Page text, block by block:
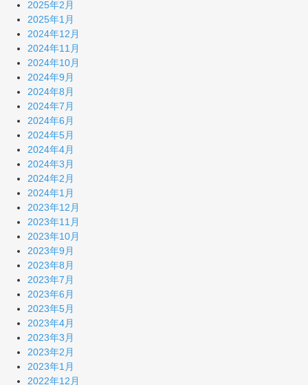
2025年2月
2025年1月
2024年12月
2024年11月
2024年10月
2024年9月
2024年8月
2024年7月
2024年6月
2024年5月
2024年4月
2024年3月
2024年2月
2024年1月
2023年12月
2023年11月
2023年10月
2023年9月
2023年8月
2023年7月
2023年6月
2023年5月
2023年4月
2023年3月
2023年2月
2023年1月
2022年12月